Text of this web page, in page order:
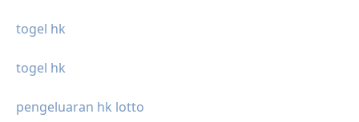
togel hk
togel hk
pengeluaran hk lotto